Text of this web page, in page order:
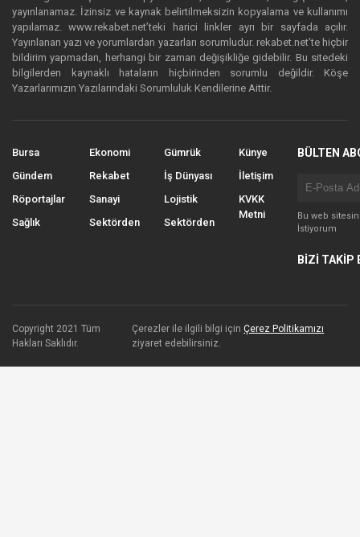
yayınlanamaz. İzinsiz ve kaynak belirtilmeksizin kopyalama ve kullanımı
yapılamaz. www.rekabet.net’teki harici linkler ayrı bir sayfada açılır.
Yayınlanan yazı ve yorumlardan yazarları sorumludur. rekabet.net’te hiçbir
bildirim yapmadan, herhangi bir zaman değişikliğe gidebilir. Bu sitedeki
bilgilerden kaynaklı hataların hiçbirinden sorumlu değildir. Köşe
Yazarlarımızın Yazılarındaki Sorumluluk Kendilerine Aittir.
Bursa
Gündem
Röportajlar
Sağlık
Ekonomi
Rekabet
Sanayi
Sektörden
Gümrük
İş Dünyası
Lojistik
Sektörden
Künye
İletişim
KVKK
Metni
BÜLTEN
Bu web
İstiyorum
BİZİ TAKİP
Copyright 2021 Tüm
Hakları Saklıdır.
Çerezler ile ilgili bilgi içinÇerez Politikamızı
ziyaret edebilirsiniz.